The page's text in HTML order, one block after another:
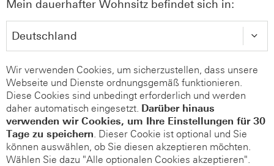
Mein dauerhafter Wohnsitz befindet sich in:
Wir verwenden Cookies, um sicherzustellen, dass unsere
Webseite und Dienste ordnungsgemäß funktionieren.
Diese Cookies sind unbedingt erforderlich und werden
daher automatisch eingesetzt. Darüber hinaus
verwenden wir Cookies, um Ihre Einstellungen für 30
Tage zu speichern. Dieser Cookie ist optional und Sie
können auswählen, ob Sie diesen akzeptieren möchten.
Wählen Sie dazu "Alle optionalen Cookies akzeptieren".